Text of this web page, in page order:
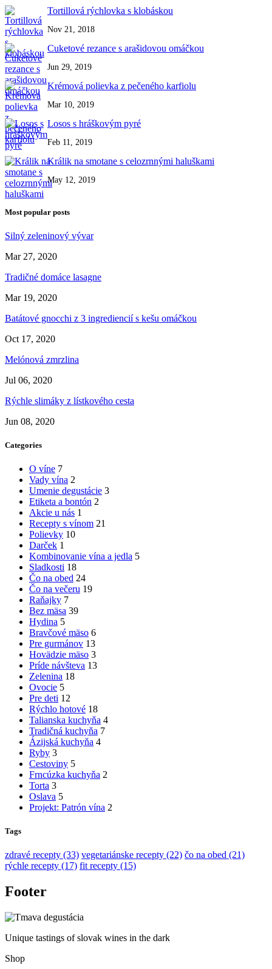
Tortillová rýchlovka s klobáskou
Nov 21, 2018
Cuketové rezance s arašidovou omáčkou
Jun 29, 2019
Krémová polievka z pečeného karfiolu
Mar 10, 2019
Losos s hráškovým pyré
Feb 11, 2019
Králik na smotane s celozrnnými haluškami
May 12, 2019
Most popular posts
Silný zeleninový vývar
Mar 27, 2020
Tradičné domáce lasagne
Mar 19, 2020
Batátové gnocchi z 3 ingrediencií s kešu omáčkou
Oct 17, 2020
Melónová zmrzlina
Jul 06, 2020
Rýchle slimáky z lístkového cesta
Jun 08, 2020
Categories
O víne 7
Vady vína 2
Umenie degustácie 3
Etiketa a bontón 2
Akcie u nás 1
Recepty s vínom 21
Polievky 10
Darček 1
Kombinovanie vína a jedla 5
Sladkosti 18
Čo na obed 24
Čo na večeru 19
Raňajky 7
Bez mäsa 39
Hydina 5
Bravčové mäso 6
Pre gurmánov 13
Hovädzie mäso 3
Príde návšteva 13
Zelenina 18
Ovocie 5
Pre deti 12
Rýchlo hotové 18
Talianska kuchyňa 4
Tradičná kuchyňa 7
Ázijská kuchyňa 4
Ryby 3
Cestoviny 5
Frncúzka kuchyňa 2
Torta 3
Oslava 5
Projekt: Patrón vína 2
Tags
zdravé recepty (33) vegetariánske recepty (22) čo na obed (21)
rýchle recepty (17) fit recepty (15)
Footer
Unique tastings of slovak wines in the dark
Shop